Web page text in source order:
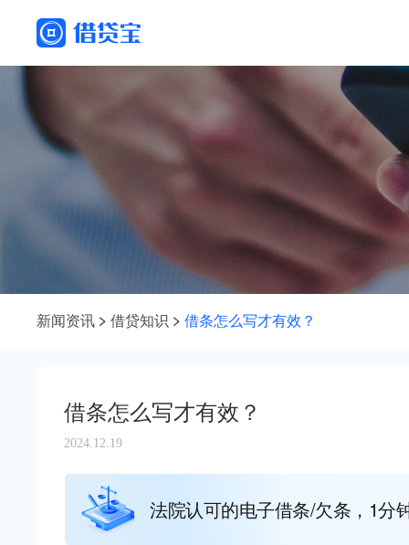
新闻资讯 借贷知识 借条怎么写才有效？
借条怎么写才有效？
2024.12.19
法院认可的电子借条/欠条，1分